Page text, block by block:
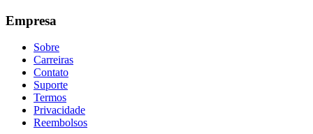
Empresa
Sobre
Carreiras
Contato
Suporte
Termos
Privacidade
Reembolsos